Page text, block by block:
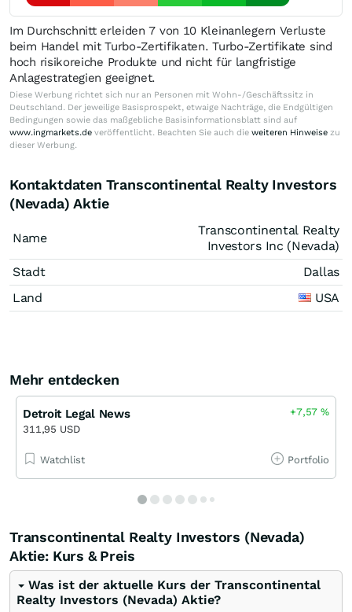
Im Durchschnitt erleiden 7 von 10 Kleinanlegern Verluste
beim Handel mit Turbo-Zertifikaten. Turbo-Zertifikate sind
hoch risikoreiche Produkte und nicht für langfristige
Anlagestrategien geeignet.
Diese Werbung richtet sich nur an Personen mit Wohn-/Geschäftssitz in
Deutschland. Der jeweilige Basisprospekt, etwaige Nachträge, die Endgültigen
Bedingungen sowie das maßgebliche Basisinformationsblatt sind auf
www.ingmarkets.de veröffentlicht. Beachten Sie auch die weiteren Hinweise zu
dieser Werbung.
Kontaktdaten Transcontinental Realty Investors
(Nevada) Aktie
Name
Transcontinental Realty
Investors Inc (Nevada)
Stadt
Dallas
Land
USA
Mehr entdecken
Detroit Legal News
311,95 USD
+7,57%
Watchlist Portfolio
Transcontinental Realty Investors (Nevada)
Aktie: Kurs & Preis
Was ist der aktuelle Kurs der Transcontinental
Realty Investors (Nevada) Aktie?